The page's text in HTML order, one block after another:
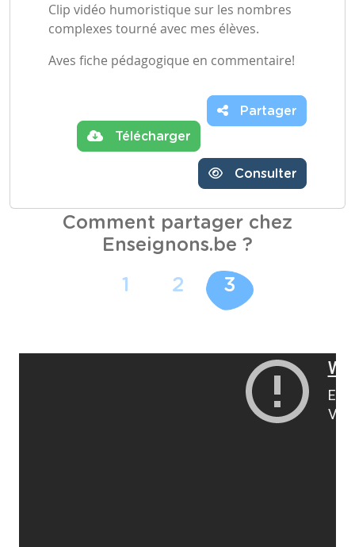
Clip vidéo humoristique sur les nombres
complexes tourné avec mes élèves.
Aves fiche pédagogique en commentaire!
Télécharger
Partager
Consulter
Comment partager chez
Enseignons.be ?
1 2 3